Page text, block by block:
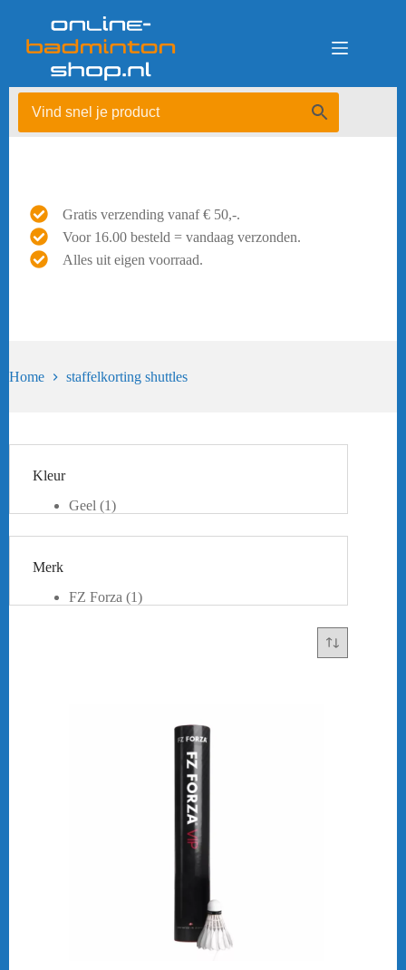
Gratis verzending vanaf € 50,-.
Voor 16.00 besteld = vandaag verzonden.
Alles uit eigen voorraad.
Home staffelkorting shuttles
Kleur
Geel (1)
Merk
FZ Forza (1)